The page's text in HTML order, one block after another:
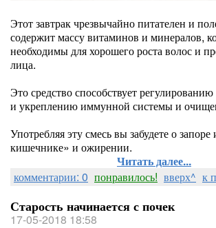
Этот завтрак чрезвычайно питателен и
содержит массу витаминов и минералов,
необходимы для хорошего роста волос и
лица.
Это средство способствует
и укреплению иммунной системы и
Употребляя эту смесь вы забудете о
кишечнике» и ожирении.
Читать далее...
комментарии: 0 понравилось! вверх^ к
Старость начинается с почек
17-05-2018 18:58